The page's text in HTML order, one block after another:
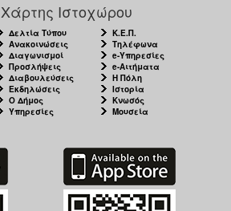
Χάρτης Ιστοχώρου
Δελτία Τύπου
Ανακοινώσεις
Διαγωνισμοί
Προσλήψεις
Διαβουλεύσεις
Εκδηλώσεις
Ο Δήμος
Υπηρεσίες
Κ.Ε.Π.
Τηλέφωνα
e-Υπηρεσίες
e-Αιτήματα
Η Πόλη
Ιστορία
Κνωσός
Μουσεία